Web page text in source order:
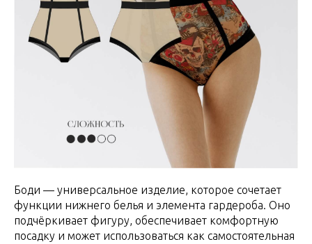
Боди — универсальное изделие, которое сочетает
функции нижнего белья и элемента гардероба. Оно
подчёркивает фигуру, обеспечивает комфортную
посадку и может использоваться как самостоятельная